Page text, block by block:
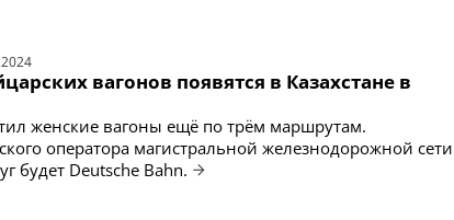
вагонов появятся в Казахстане в
женские вагоны ещё по трём маршрутам.
оператора магистральной железнодорожной сети
будет Deutsche Bahn.